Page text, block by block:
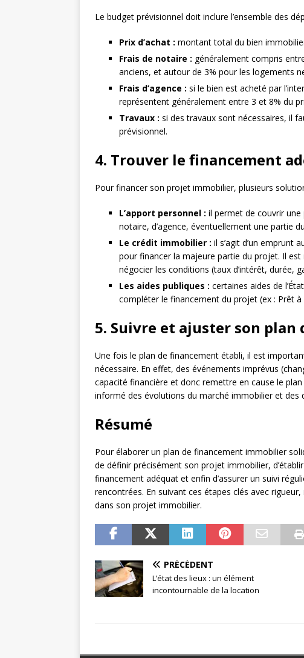
Le budget prévisionnel doit inclure l’ensemble des
Prix d’achat : montant total du bien
Frais de notaire : généralement compris
anciens, et autour de 3% pour les logements
Frais d’agence : si le bien est acheté par
représentent généralement entre 3 et 8% du
Travaux : si des travaux sont nécessaires, il
prévisionnel.
4. Trouver le financement
Pour financer son projet immobilier, plusieurs
L’apport personnel : il permet de couvrir une
notaire, d’agence, éventuellement une partie
Le crédit immobilier : il s’agit d’un emprunt
pour financer la majeure partie du projet. Il
négocier les conditions (taux d’intérêt, durée,
Les aides publiques : certaines aides de
compléter le financement du projet (ex : Prêt
5. Suivre et ajuster son plan
Une fois le plan de financement établi, il est
nécessaire. En effet, des événements imprévus
capacité financière et donc remettre en cause le
informé des évolutions du marché immobilier et des
Résumé
Pour élaborer un plan de financement immobilier
de définir précisément son projet immobilier,
financement adéquat et enfin d’assurer un suivi
rencontrées. En suivant ces étapes clés avec
dans son projet immobilier.
PRÉCÉDENT
L’état des lieux : un élément
incontournable de la location